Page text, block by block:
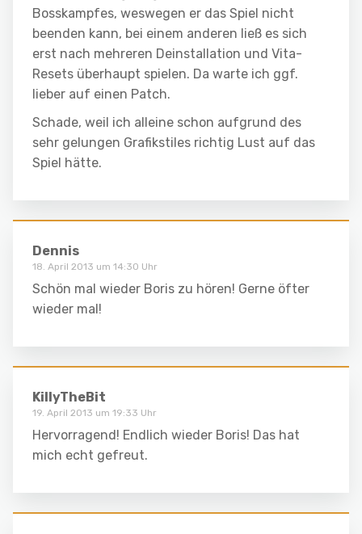
Bosskampfes, weswegen er das Spiel nicht
beenden kann, bei einem anderen ließ es sich
erst nach mehreren Deinstallation und Vita-
Resets überhaupt spielen. Da warte ich ggf.
lieber auf einen Patch.
Schade, weil ich alleine schon aufgrund des
sehr gelungen Grafikstiles richtig Lust auf das
Spiel hätte.
Dennis
18. April 2013 um 14:30 Uhr
Schön mal wieder Boris zu hören! Gerne öfter
wieder mal!
KillyTheBit
19. April 2013 um 19:33 Uhr
Hervorragend! Endlich wieder Boris! Das hat
mich echt gefreut.